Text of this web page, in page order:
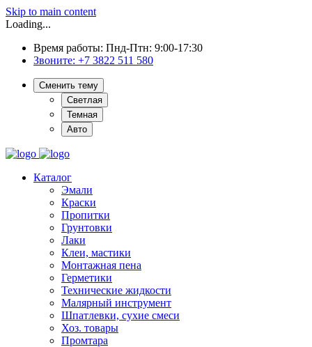
Skip to main content
Loading...
Время работы: Пнд-Птн: 9:00-17:30
Звоните: +7 3822 511 580
Сменить тему
Светлая
Темная
Авто
Каталог
Эмали
Краски
Пропитки
Грунтовки
Лаки
Клеи, мастики
Монтажная пена
Герметики
Технические жидкости
Малярный инструмент
Шпатлевки, сухие смеси
Хоз. товары
Промтара